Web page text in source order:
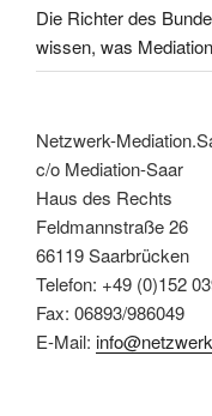
Die Richter des
wissen, was
Netzwerk-
c/o Mediation-Saar
Haus des Rechts
Feldmannstraße 26
66119 Saarbrücken
Telefon: +49 (0)152
Fax: 06893/986049
E-Mail: